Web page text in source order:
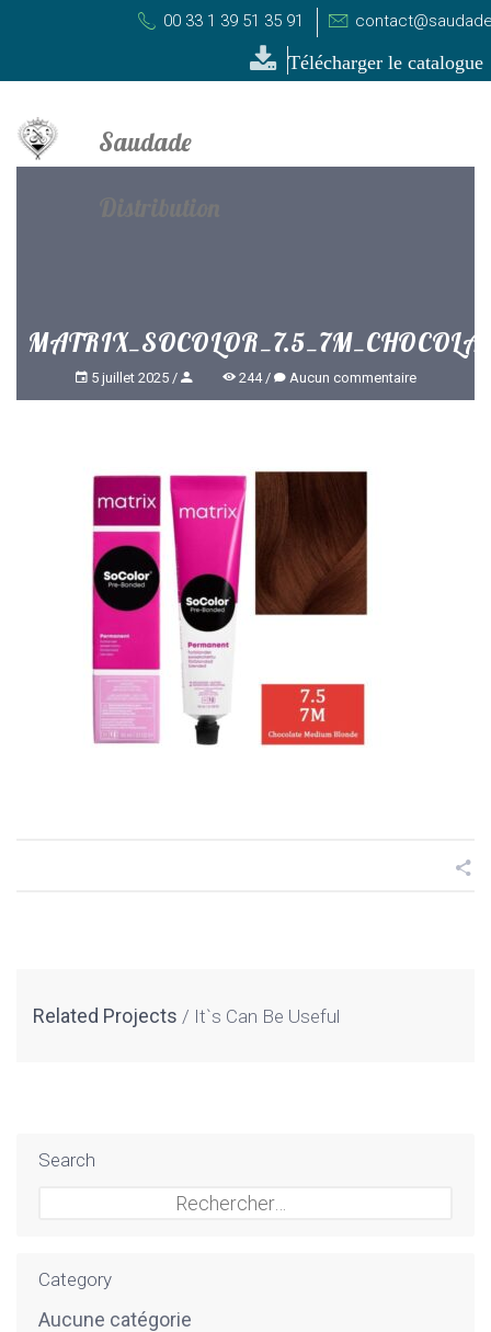
00 33 1 39 51 35 91
Télécharger le catalogue
5 juillet 2025 244 Aucun commentaire
Related Projects It`s Can Be Useful
Search
Category
Aucune catégorie